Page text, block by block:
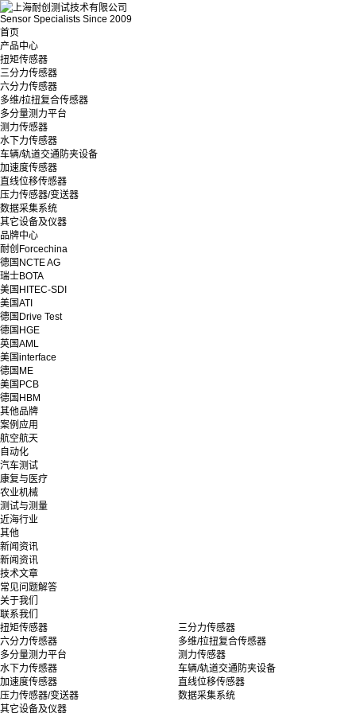
Sensor Specialists Since 2009
首页
产品中心
扭矩传感器
三分力传感器
六分力传感器
多维/拉扭复合传感器
多分量测力平台
测力传感器
水下力传感器
车辆/轨道交通防夹设备
加速度传感器
直线位移传感器
压力传感器/变送器
数据采集系统
其它设备及仪器
品牌中心
耐创Forcechina
德国NCTE AG
瑞士BOTA
美国HITEC-SDI
美国ATI
德国Drive Test
德国HGE
英国AML
美国interface
德国ME
美国PCB
德国HBM
其他品牌
案例应用
航空航天
自动化
汽车测试
康复与医疗
农业机械
测试与测量
近海行业
其他
新闻资讯
新闻资讯
技术文章
常见问题解答
关于我们
联系我们
扭矩传感器
三分力传感器
六分力传感器
多维/拉扭复合传感器
多分量测力平台
测力传感器
水下力传感器
车辆/轨道交通防夹设备
加速度传感器
直线位移传感器
压力传感器/变送器
数据采集系统
其它设备及仪器